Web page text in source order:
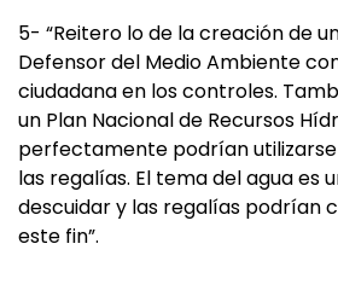
5- “Reitero lo de la creación de
Defensor del Medio Ambiente
ciudadana en los controles.
un Plan Nacional de Recursos
perfectamente podrían
las regalías. El tema del agua es
descuidar y las regalías podrían
este fin”.